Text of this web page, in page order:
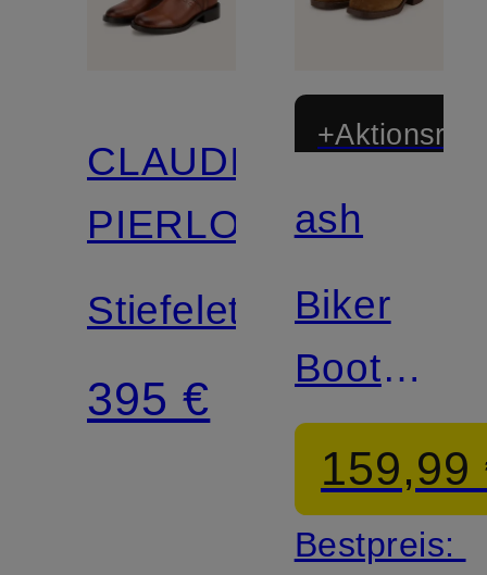
CLAUDIE
PIERLOT
Stiefeletten
395 €
ash
Biker
Boots
TEXAS
159,99
Bestpreis: